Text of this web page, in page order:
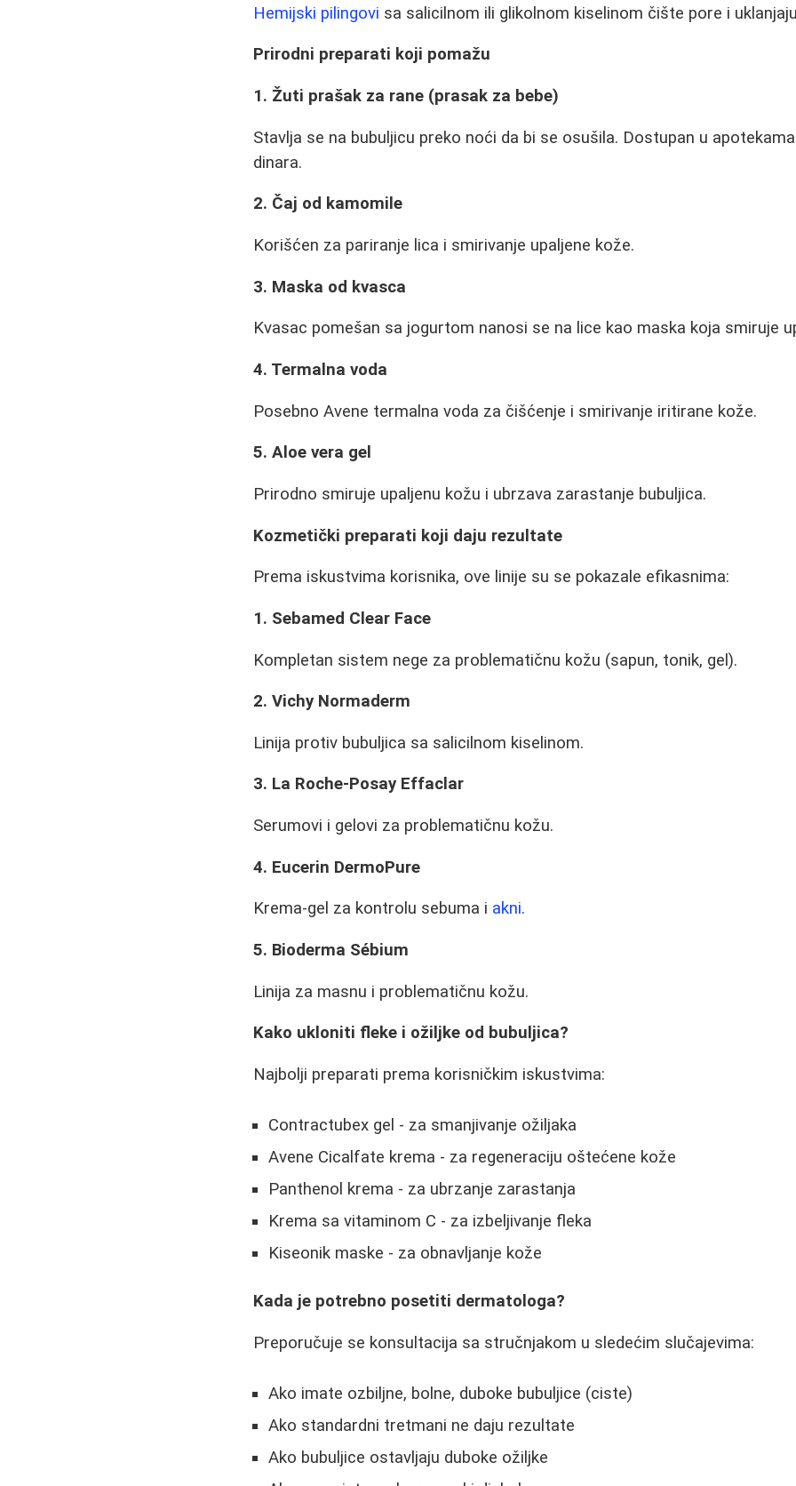
Hemijski pilingovi sa salicilnom ili glikolnom kiselinom čište pore i
Prirodni preparati koji pomažu
1. Žuti prašak za rane (prasak za bebe)
Stavlja se na bubuljicu preko noći da bi se osušila. Dostupan u
dinara.
2. Čaj od kamomile
Korišćen za pariranje lica i smirivanje upaljene kože.
3. Maska od kvasca
Kvasac pomešan sa jogurtom nanosi se na lice kao maska koja smiruje
4. Termalna voda
Posebno Avene termalna voda za čišćenje i smirivanje iritirane kože.
5. Aloe vera gel
Prirodno smiruje upaljenu kožu i ubrzava zarastanje bubuljica.
Kozmetički preparati koji daju rezultate
Prema iskustvima korisnika, ove linije su se pokazale efikasnima:
1. Sebamed Clear Face
Kompletan sistem nege za problematičnu kožu (sapun, tonik, gel).
2. Vichy Normaderm
Linija protiv bubuljica sa salicilnom kiselinom.
3. La Roche-Posay Effaclar
Serumovi i gelovi za problematičnu kožu.
4. Eucerin DermoPure
Krema-gel za kontrolu sebuma i akni.
5. Bioderma Sébium
Linija za masnu i problematičnu kožu.
Kako ukloniti fleke i ožiljke od bubuljica?
Najbolji preparati prema korisničkim iskustvima:
Contractubex gel - za smanjivanje ožiljaka
Avene Cicalfate krema - za regeneraciju oštećene kože
Panthenol krema - za ubrzanje zarastanja
Krema sa vitaminom C - za izbeljivanje fleka
Kiseonik maske - za obnavljanje kože
Kada je potrebno posetiti dermatologa?
Preporučuje se konsultacija sa stručnjakom u sledećim slučajevima:
Ako imate ozbiljne, bolne, duboke bubuljice (ciste)
Ako standardni tretmani ne daju rezultate
Ako bubuljice ostavljaju duboke ožiljke